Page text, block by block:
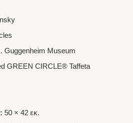
Guggenheim Museum
GREEN CIRCLE® Taffeta
50 × 42 εκ.